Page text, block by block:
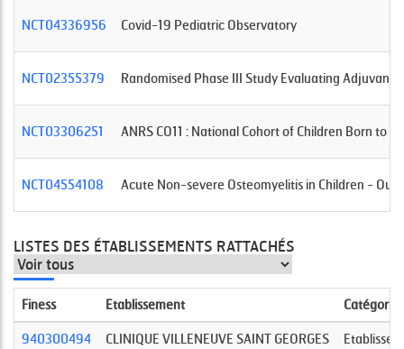
NCT04336956 Covid-19 Pediatric Observatory
NCT02355379 Randomised Phase III Study Evaluating Adjuvant
NCT03306251 ANRS CO11 : National Cohort of Children Born to
NCT04554108 Acute Non-severe Osteomyelitis in Children -
LISTES DES ÉTABLISSEMENTS RATTACHÉS
Finess Etablissement Catégorie
940300494 CLINIQUE VILLENEUVE SAINT GEORGES